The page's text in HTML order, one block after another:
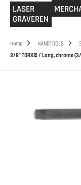
LASER
GRAVEREN
Home HANDTOOLS
3/8" TORX© / Long, chrome